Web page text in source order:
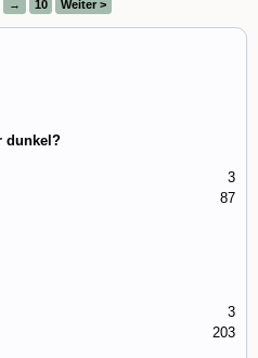
→ 10 Weiter >
dunkel?
3
87
3
203